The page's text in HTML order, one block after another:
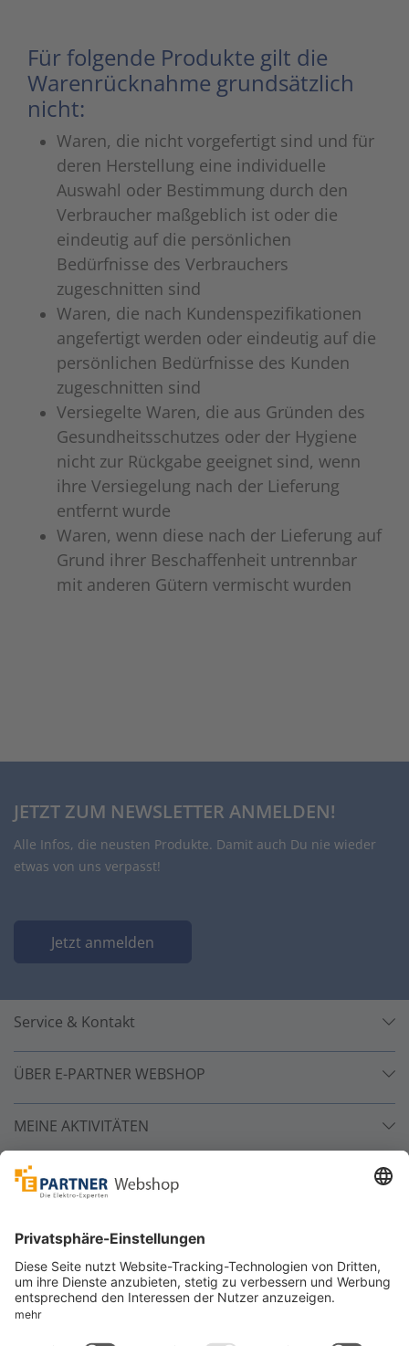
Für folgende Produkte gilt die
Warenrücknahme grundsätzlich
nicht:
Waren, die nicht vorgefertigt sind und für
deren Herstellung eine individuelle
Auswahl oder Bestimmung durch den
Verbraucher maßgeblich ist oder die
eindeutig auf die persönlichen
Bedürfnisse des Verbrauchers
zugeschnitten sind
Waren, die nach Kundenspezifikationen
angefertigt werden oder eindeutig auf die
persönlichen Bedürfnisse des Kunden
zugeschnitten sind
Versiegelte Waren, die aus Gründen des
Gesundheitsschutzes oder der Hygiene
nicht zur Rückgabe geeignet sind, wenn
ihre Versiegelung nach der Lieferung
entfernt wurde
Waren, wenn diese nach der Lieferung auf
Grund ihrer Beschaffenheit untrennbar
mit anderen Gütern vermischt wurden
JETZT ZUM NEWSLETTER ANMELDEN!
Alle Infos, die neusten Produkte. Damit auch Du nie wieder
etwas von uns verpasst!
Jetzt anmelden
Service & Kontakt
ÜBER E-PARTNER WEBSHOP
MEINE AKTIVITÄTEN
Unsere Zahlarten
Versandpartner
Sicher bestellen